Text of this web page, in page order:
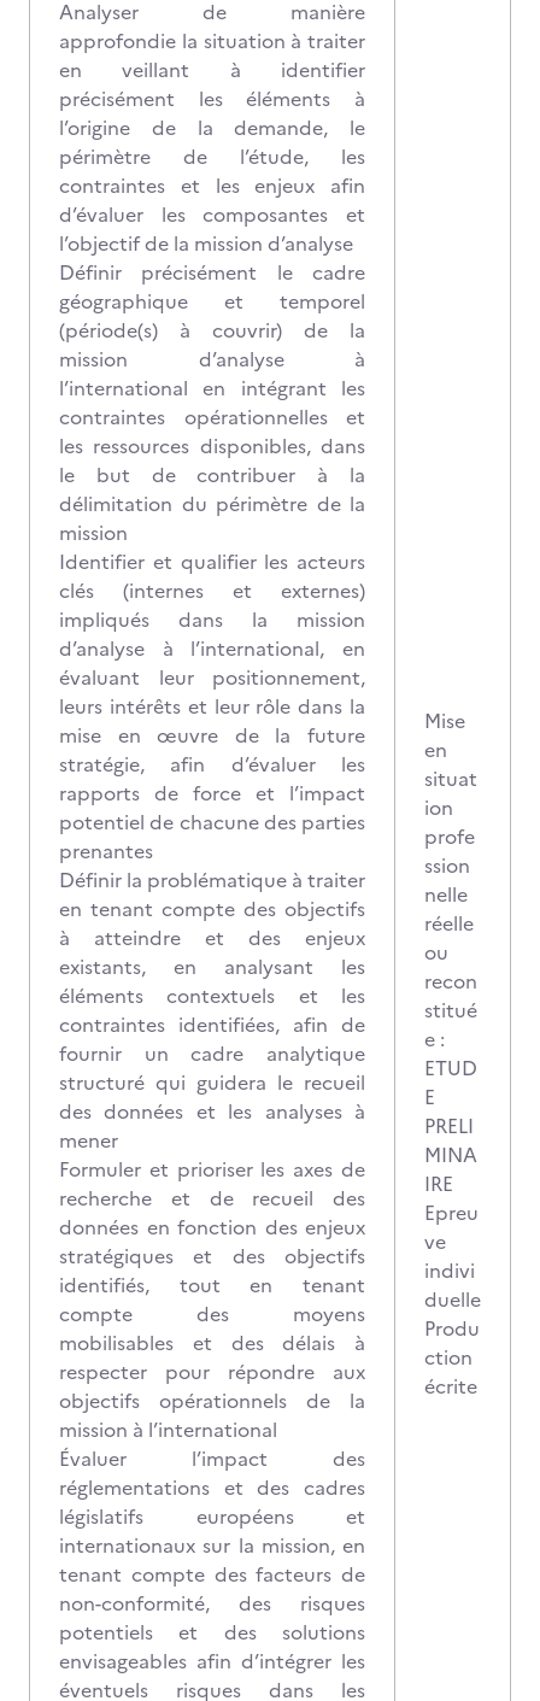
Analyser de manière
approfondie la situation à traiter
en veillant à identifier
précisément les éléments à
l’origine de la demande, le
périmètre de l’étude, les
contraintes et les enjeux afin
d’évaluer les composantes et
l’objectif de la mission d’analyse
Définir précisément le cadre
géographique et temporel
(période(s) à couvrir) de la
mission d’analyse à
l’international en intégrant les
contraintes opérationnelles et
les ressources disponibles, dans
le but de contribuer à la
délimitation du périmètre de la
mission
Identifier et qualifier les acteurs
clés (internes et externes)
impliqués dans la mission
d’analyse à l’international, en
évaluant leur positionnement,
leurs intérêts et leur rôle dans la
mise en œuvre de la future
stratégie, afin d’évaluer les
rapports de force et l’impact
potentiel de chacune des parties
prenantes
Définir la problématique à traiter
en tenant compte des objectifs
à atteindre et des enjeux
existants, en analysant les
éléments contextuels et les
contraintes identifiées, afin de
fournir un cadre analytique
structuré qui guidera le recueil
des données et les analyses à
mener
Formuler et prioriser les axes de
recherche et de recueil des
données en fonction des enjeux
stratégiques et des objectifs
identifiés, tout en tenant
compte des moyens
mobilisables et des délais à
respecter pour répondre aux
objectifs opérationnels de la
mission à l’international
Évaluer l’impact des
réglementations et des cadres
législatifs européens et
internationaux sur la mission, en
tenant compte des facteurs de
non-conformité, des risques
potentiels et des solutions
envisageables afin d’intégrer les
éventuels risques dans les
Mise
en
situat
ion
profe
ssion
nelle
réelle
ou
recon
stitué
e :
ETUD
E
PRELI
MINA
IRE
Epreu
ve
indivi
duelle
Produ
ction
écrite